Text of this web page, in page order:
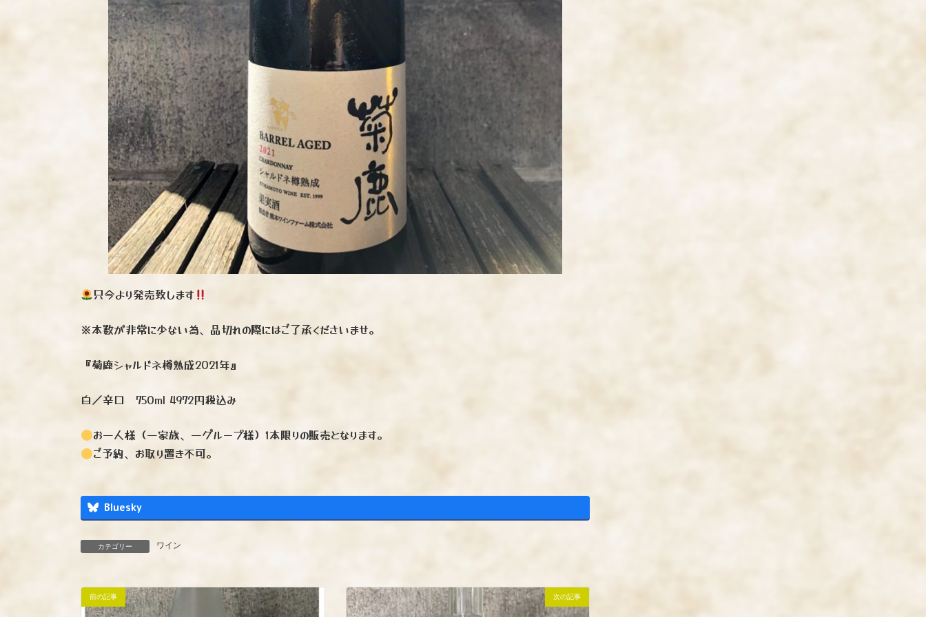
只今より発売致します
※本数が非常に少ない為、品切れの際にはご了承くださいませ。
『菊鹿シャルドネ樽熟成2021年』
白／辛口 750ml 4972円税込み
お一人様（一家族、一グループ様）1本限りの販売となります。
ご予約、お取り置き不可。
Bluesky
カテゴリー ワイン
前の記事 次の記事